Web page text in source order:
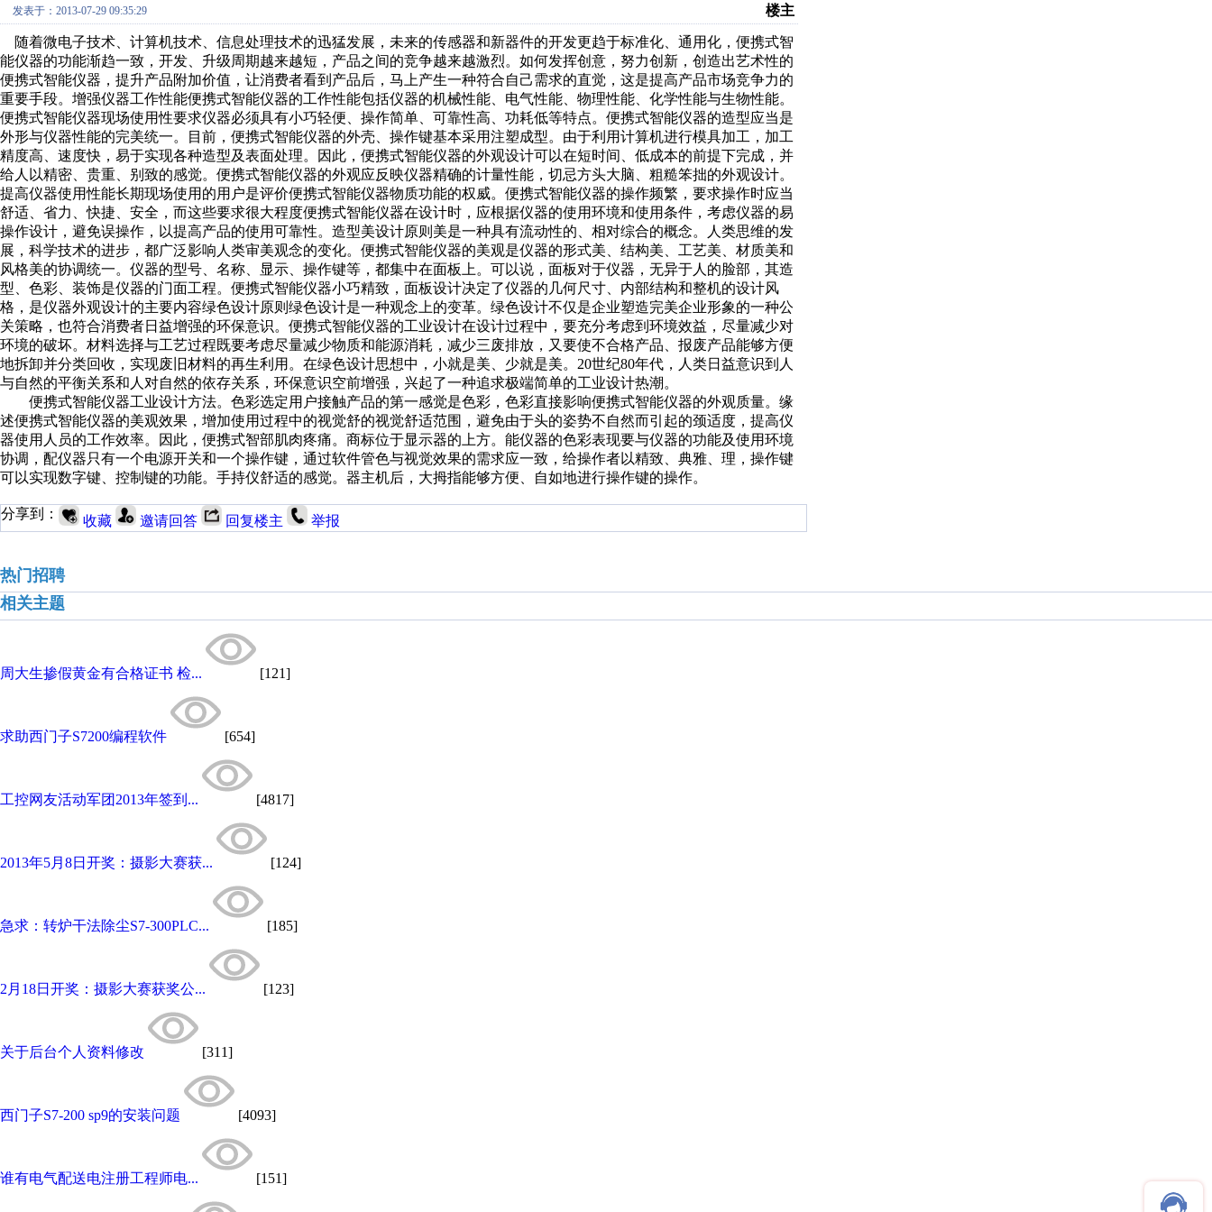
发表于：2013-07-29 09:35:29 楼主
随着微电子技术、计算机技术、信息处理技术的迅猛发展，未来的传感器和新器件的开发更趋于标准化、通用化，便携式智
能仪器的功能渐趋一致，开发、升级周期越来越短，产品之间的竞争越来越激烈。如何发挥创意，努力创新，创造出艺术性的
便携式智能仪器，提升产品附加价值，让消费者看到产品后，马上产生一种符合自己需求的直觉，这是提高产品市场竞争力的
重要手段。增强仪器工作性能便携式智能仪器的工作性能包括仪器的机械性能、电气性能、物理性能、化学性能与生物性能。
便携式智能仪器现场使用性要求仪器必须具有小巧轻便、操作简单、可靠性高、功耗低等特点。便携式智能仪器的造型应当是
外形与仪器性能的完美统一。目前，便携式智能仪器的外壳、操作键基本采用注塑成型。由于利用计算机进行模具加工，加工
精度高、速度快，易于实现各种造型及表面处理。因此，便携式智能仪器的外观设计可以在短时间、低成本的前提下完成，并
给人以精密、贵重、别致的感觉。便携式智能仪器的外观应反映仪器精确的计量性能，切忌方头大脑、粗糙笨拙的外观设计。
提高仪器使用性能长期现场使用的用户是评价便携式智能仪器物质功能的权威。便携式智能仪器的操作频繁，要求操作时应当
舒适、省力、快捷、安全，而这些要求很大程度便携式智能仪器在设计时，应根据仪器的使用环境和使用条件，考虑仪器的易
操作设计，避免误操作，以提高产品的使用可靠性。造型美设计原则美是一种具有流动性的、相对综合的概念。人类思维的发
展，科学技术的进步，都广泛影响人类审美观念的变化。便携式智能仪器的美观是仪器的形式美、结构美、工艺美、材质美和
风格美的协调统一。仪器的型号、名称、显示、操作键等，都集中在面板上。可以说，面板对于仪器，无异于人的脸部，其造
型、色彩、装饰是仪器的门面工程。便携式智能仪器小巧精致，面板设计决定了仪器的几何尺寸、内部结构和整机的设计风
格，是仪器外观设计的主要内容绿色设计原则绿色设计是一种观念上的变革。绿色设计不仅是企业塑造完美企业形象的一种公
关策略，也符合消费者日益增强的环保意识。便携式智能仪器的工业设计在设计过程中，要充分考虑到环境效益，尽量减少对
环境的破坏。材料选择与工艺过程既要考虑尽量减少物质和能源消耗，减少三废排放，又要使不合格产品、报废产品能够方便
地拆卸并分类回收，实现废旧材料的再生利用。在绿色设计思想中，小就是美、少就是美。20世纪80年代，人类日益意识到人
与自然的平衡关系和人对自然的依存关系，环保意识空前增强，兴起了一种追求极端简单的工业设计热潮。
便携式智能仪器工业设计方法。色彩选定用户接触产品的第一感觉是色彩，色彩直接影响便携式智能仪器的外观质量。缘
述便携式智能仪器的美观效果，增加使用过程中的视觉舒的视觉舒适范围，避免由于头的姿势不自然而引起的颈适度，提高仪
器使用人员的工作效率。因此，便携式智部肌肉疼痛。商标位于显示器的上方。能仪器的色彩表现要与仪器的功能及使用环境
协调，配仪器只有一个电源开关和一个操作键，通过软件管色与视觉效果的需求应一致，给操作者以精致、典雅、理，操作键
可以实现数字键、控制键的功能。手持仪舒适的感觉。器主机后，大拇指能够方便、自如地进行操作键的操作。
分享到： 收藏 邀请回答 回复楼主 举报
热门招聘
相关主题
周大生掺假黄金有合格证书 检... [121]
求助西门子S7200编程软件 [654]
工控网友活动军团2013年签到... [4817]
2013年5月8日开奖：摄影大赛获... [124]
急求：转炉干法除尘S7-300PLC... [185]
2月18日开奖：摄影大赛获奖公... [123]
关于后台个人资料修改 [311]
西门子S7-200 sp9的安装问题 [4093]
谁有电气配送电注册工程师电... [151]